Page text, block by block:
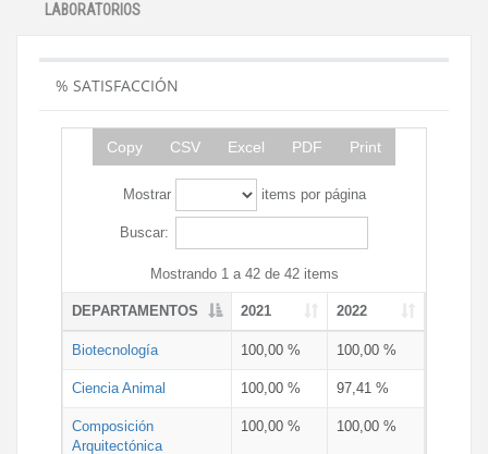
LABORATORIOS
% SATISFACCIÓN
Copy CSV Excel PDF Print
Mostrar items por página
Buscar:
Mostrando 1 a 42 de 42 items
DEPARTAMENTOS 2021 2022
Biotecnología 100,00 % 100,00 %
Ciencia Animal 100,00 % 97,41 %
Composición
Arquitectónica
100,00 % 100,00 %